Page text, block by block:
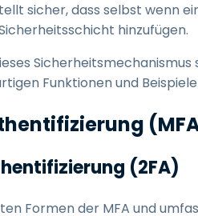
sicher, dass selbst wenn
hinzufügen.
Funktionen und
(2FA)
Formen der MFA und